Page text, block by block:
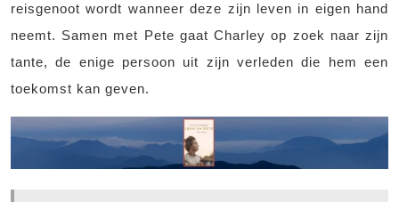
reisgenoot wordt wanneer deze zijn leven in eigen hand
neemt. Samen met Pete gaat Charley op zoek naar zijn
tante, de enige persoon uit zijn verleden die hem een
toekomst kan geven.